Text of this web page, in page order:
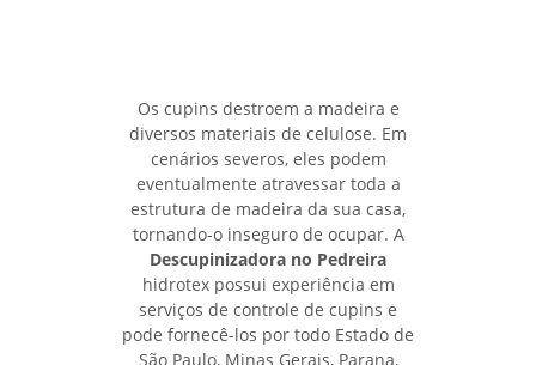
Os cupins destroem a madeira e
diversos materiais de celulose. Em
cenários severos, eles podem
eventualmente atravessar toda a
estrutura de madeira da sua casa,
tornando-o inseguro de ocupar. A
Descupinizadora no Pedreira
hidrotex possui experiência em
serviços de controle de cupins e
pode fornecê-los por todo Estado de
São Paulo, Minas Gerais, Parana,